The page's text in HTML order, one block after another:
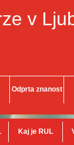
v
Odprta znanost
Kaj je RUL